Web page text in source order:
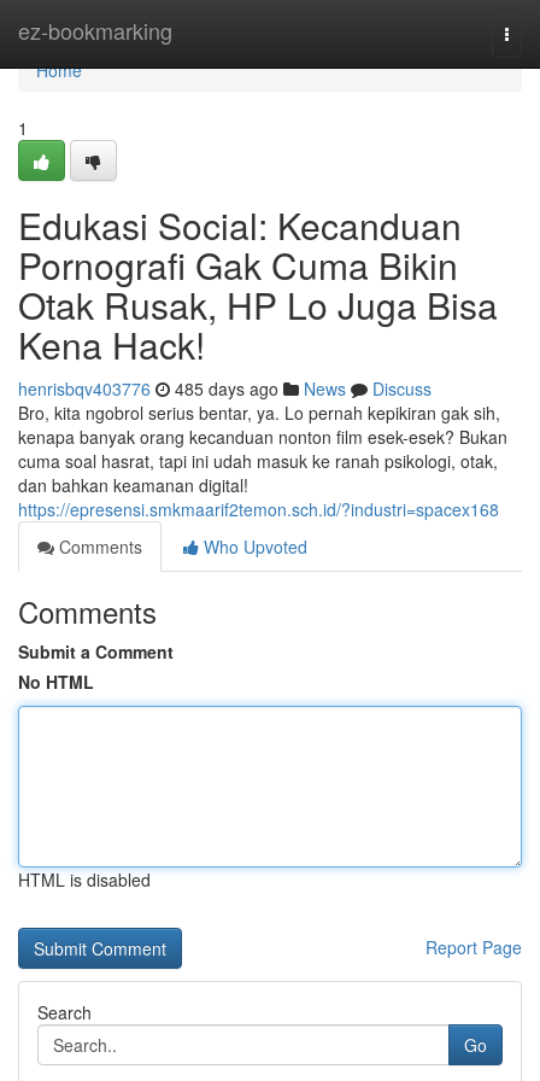
ez-bookmarking
Home
Home
1
Edukasi Social: Kecanduan
Pornografi Gak Cuma Bikin
Otak Rusak, HP Lo Juga Bisa
Kena Hack!
henrisbqv403776 485 days ago News
Discuss
Bro, kita ngobrol serius bentar, ya. Lo pernah kepikiran gak sih,
kenapa banyak orang kecanduan nonton film esek-esek? Bukan
cuma soal hasrat, tapi ini udah masuk ke ranah psikologi, otak,
dan bahkan keamanan digital!
https://epresensi.smkmaarif2temon.sch.id/?industri=spacex168
Comments
Who Upvoted
Comments
Submit a Comment
No HTML
HTML is disabled
Report Page
Search
Go